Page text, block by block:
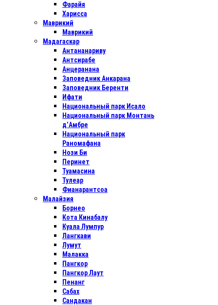
Фарайя
Харисса
Маврикий
Маврикий
Мадагаскар
Антананариву
Антсирабе
Анцеранана
Заповедник Анкарана
Заповедник Беренти
Ифати
Национальный парк Исало
Национальный парк Монтань
д’Амбре
Национальный парк
Раномафана
Нози Би
Перинет
Туамасина
Тулеар
Фианарантсоа
Малайзия
Борнео
Кота Кинабалу
Куала Лумпур
Лангкави
Лумут
Малакка
Пангкор
Пангкор Лаут
Пенанг
Сабах
Сандакан